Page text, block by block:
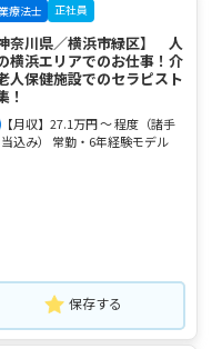
療法士 正社員
神奈川県／横浜市緑区】 人
横浜エリアでのお仕事！介
人保健施設でのセラピスト
！
【月収】27.1万円 ～ 程度（諸手
当込み） 常勤・6年経験モデル
保存する